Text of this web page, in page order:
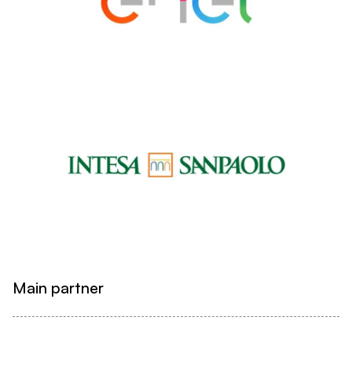
Main partner